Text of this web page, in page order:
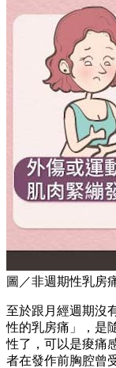
圖／非週期性乳房
至於跟月經週期沒
性的乳房痛」，是
性了，可以是痠痛
者在發作前胸腔曾